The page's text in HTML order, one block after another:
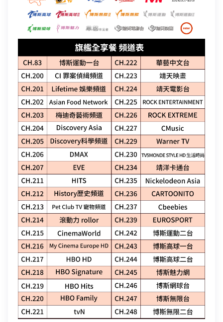
訂單聯絡電話
驗證碼
登入
中嘉會員登入
如有任何問題請洽客服專線 412-8811(手機請加區碼)
聯絡電話 (手機/市話)
驗證碼
登入
訪客查詢帳單繳費
合作業者客戶發票查詢
如有任何問題請洽客服專線 412-8811(手機請加區碼)
您的寬頻合約尚未符合續約資格
合約剩餘6個月內才可進行續約，如要選購更多元豐富的
服務，歡迎前往加值服務訂購。
如對續約有任何問題，前往專人與我聯繫。
返回前頁
前往加值服務
您的區域符合光紀元（光纖到府申辦資格），可
享有相同價格的最高品質網路服務
前往申辦
您的居住區域不支援所選速率、請重新選擇
如有疑問請洽詢服務專線 412-8811(手機請加區
碼)
我知道了
我知道了
我知道了
頁面將會轉導至「財政部電子發票整合服務平台」進行
發票載具歸戶作業
取消
去歸戶
區域臨時維修
你的裝機區域正在進行臨時維修，若你裝置所遇到的問題無
法獲得解決，請前往線上留言留下資料。
了解並關閉
線上留言
查無行動電話資料，請先至『用戶資料變更』補上行動電話
資料後，再進行簡訊帳單申請
變更資料
我知道了
中嘉寬頻LINE好友募集中
加入好友並完成手機綁定，​
即享專屬綁定優惠好禮！​
【專屬服務】
查詢帳單、線上繳費
智能客服、障礙報修
掃描QR Code完成手機綁定！
LINE 對話框輸入「綁定贈好禮」
或等待系統自動發送的訊息
點選「點我完成手機綁定」
好禮將於 7 日後發送給您！
【專屬服務】
查詢帳單、線上繳費
智能客服、障礙報修